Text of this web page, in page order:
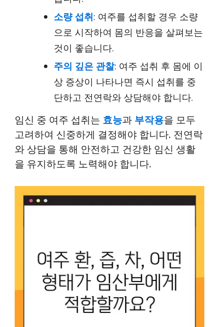
소량 섭취: 여주를 섭취할 경우 소량
으로 시작하여 몸의 반응을 살펴보는
것이 좋습니다.
주의 깊은 관찰: 여주 섭취 후 몸에 이
상 증상이 나타나면 즉시 섭취를 중
단하고 전연락와 상담해야 합니다.
임신 중 여주 섭취는 효능과 부작용을 모두
고려하여 신중하게 결정해야 합니다. 전연락
와 상담을 통해 안전하고 건강한 임신 생활
을 유지하도록 노력해야 합니다.